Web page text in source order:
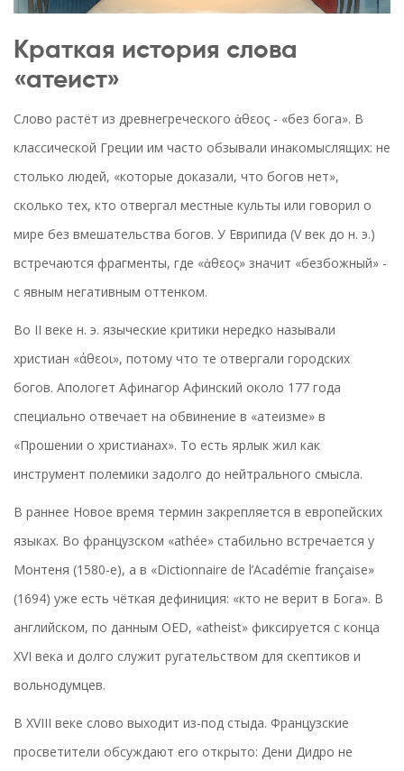
Краткая история слова
«атеист»
Слово растёт из древнегреческого ἀθεος - «без бога». В
классической Греции им часто обзывали инакомыслящих: не
столько людей, «которые доказали, что богов нет»,
сколько тех, кто отвергал местные культы или говорил о
мире без вмешательства богов. У Еврипида (V век до н. э.)
встречаются фрагменты, где «ἀθεος» значит «безбожный» -
с явным негативным оттенком.
Во II веке н. э. языческие критики нередко называли
христиан «άθεοι», потому что те отвергали городских
богов. Апологет Афинагор Афинский около 177 года
специально отвечает на обвинение в «атеизме» в
«Прошении о христианах». То есть ярлык жил как
инструмент полемики задолго до нейтрального смысла.
В раннее Новое время термин закрепляется в европейских
языках. Во французском «athée» стабильно встречается у
Монтеня (1580-е), а в «Dictionnaire de l’Académie française»
(1694) уже есть чёткая дефиниция: «кто не верит в Бога». В
английском, по данным OED, «atheist» фиксируется с конца
XVI века и долго служит ругательством для скептиков и
вольнодумцев.
В XVIII веке слово выходит из-под стыда. Французские
просветители обсуждают его открыто: Дени Дидро не